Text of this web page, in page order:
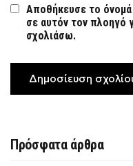
Αποθήκευσε το
σε αυτόν τον πλοηγό
σχολιάσω.
Πρόσφατα άρθρα